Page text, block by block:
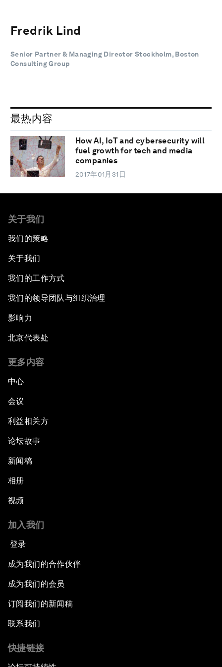
Fredrik Lind
Senior Partner & Managing Director Stockholm, Boston
Consulting Group
最热内容
How AI, IoT and cybersecurity will
fuel growth for tech and media
companies
2017年01月31日
关于我们
我们的策略
关于我们
我们的工作方式
我们的领导团队与组织治理
影响力
北京代表处
更多内容
中心
会议
利益相关方
论坛故事
新闻稿
相册
视频
加入我们
登录
成为我们的合作伙伴
成为我们的会员
订阅我们的新闻稿
联系我们
快捷链接